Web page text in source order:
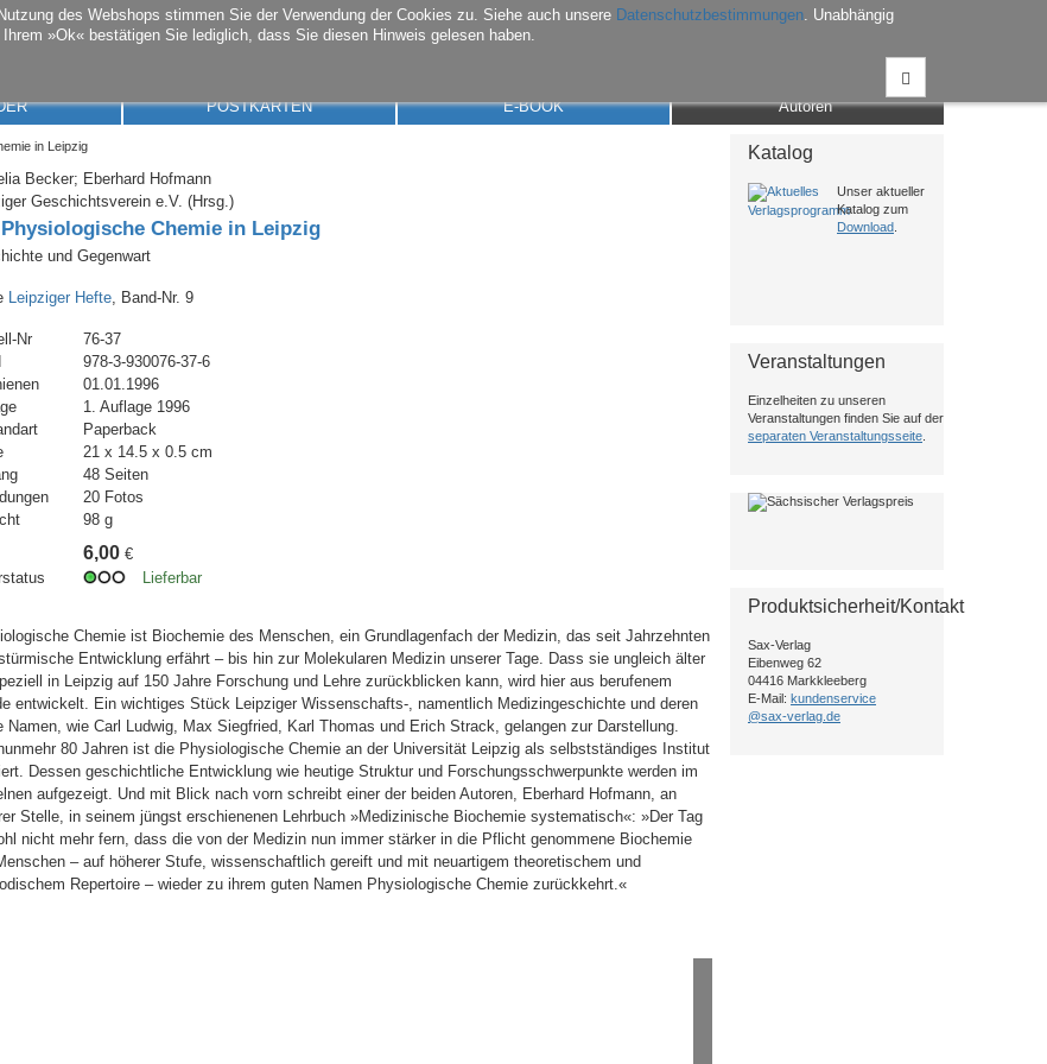
des Webshops stimmen Sie der Verwendung der Cookies zu. Siehe auch unsere Datenschutzbestimmungen. Unabhängig
»Ok« bestätigen Sie lediglich, dass Sie diesen Hinweis gelesen haben.
POSTKARTEN E-BOOK Autoren
in Leipzig
Becker; Eberhard Hofmann
Geschichtsverein e.V. (Hrsg.)
Chemie in Leipzig
und Gegenwart
Leipziger Hefte, Band-Nr. 9
Nr
76-37
978-3-930076-37-6
01.01.1996
1. Auflage 1996
Paperback
21 x 14.5 x 0.5 cm
48 Seiten
20 Fotos
98 g
6,00 €
Lieferbar
Chemie ist Biochemie des Menschen, ein Grundlagenfach der Medizin, das seit Jahrzehnten
Entwicklung erfährt – bis hin zur Molekularen Medizin unserer Tage. Dass sie ungleich älter
in Leipzig auf 150 Jahre Forschung und Lehre zurückblicken kann, wird hier aus berufenem
entwickelt. Ein wichtiges Stück Leipziger Wissenschafts-, namentlich Medizingeschichte und deren
Namen, wie Carl Ludwig, Max Siegfried, Karl Thomas und Erich Strack, gelangen zur Darstellung.
80 Jahren ist die Physiologische Chemie an der Universität Leipzig als selbstständiges Institut
Dessen geschichtliche Entwicklung wie heutige Struktur und Forschungsschwerpunkte werden im
aufgezeigt. Und mit Blick nach vorn schreibt einer der beiden Autoren, Eberhard Hofmann, an
Stelle, in seinem jüngst erschienenen Lehrbuch »Medizinische Biochemie systematisch«: »Der Tag
nicht mehr fern, dass die von der Medizin nun immer stärker in die Pflicht genommene Biochemie
– auf höherer Stufe, wissenschaftlich gereift und mit neuartigem theoretischem und
Repertoire – wieder zu ihrem guten Namen Physiologische Chemie zurückkehrt.«
Katalog
Unser aktueller
Katalog zum
Download
Veranstaltungen
Einzelheiten zu unseren
Veranstaltungen finden Sie auf der
separaten Veranstaltungsseite
Produktsicherheit/Kontakt
Sax-Verlag
Eibenweg 62
04416 Markkleeberg
E-Mail: kundenservice
@sax-verlag.de